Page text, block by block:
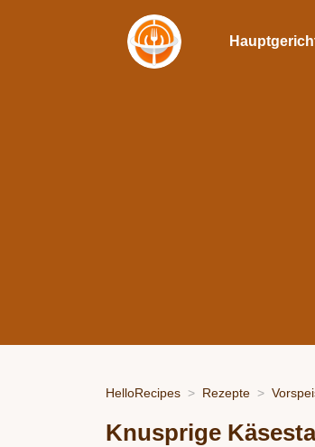
HelloRecipes Rezepte
Knusprige